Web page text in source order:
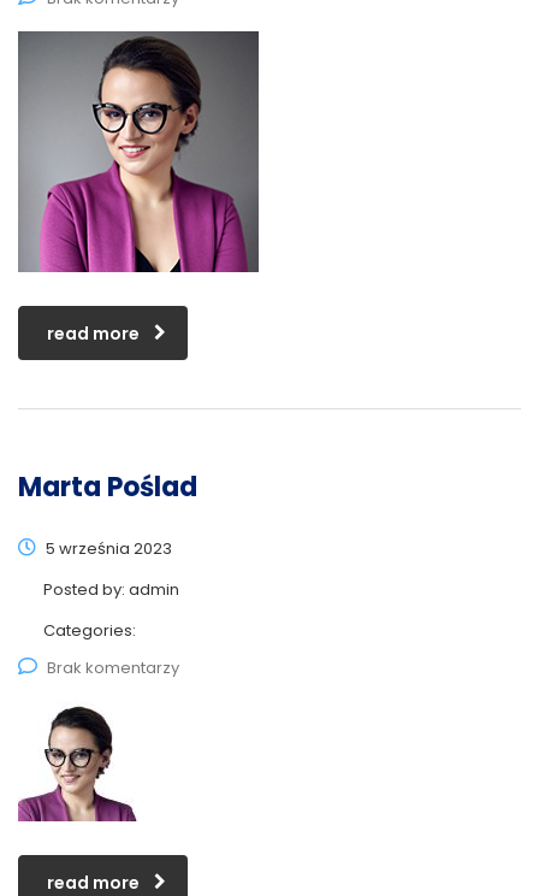
read more
Marta Poślad
5 września 2023
Posted by: admin
Categories:
Brak komentarzy
read more